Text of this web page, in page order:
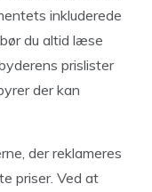
inkluderede
du altid læse
prislister
der kan
der reklameres
priser. Ved at